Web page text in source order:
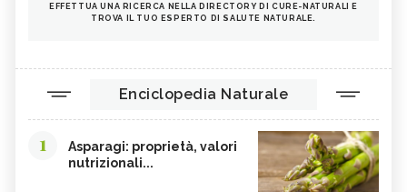
EFFETTUA UNA RICERCA NELLA DIRECTORY DI CURE-NATURALI E
TROVA IL TUO ESPERTO DI SALUTE NATURALE.
Enciclopedia Naturale
1
Asparagi: proprietà, valori
nutrizionali...